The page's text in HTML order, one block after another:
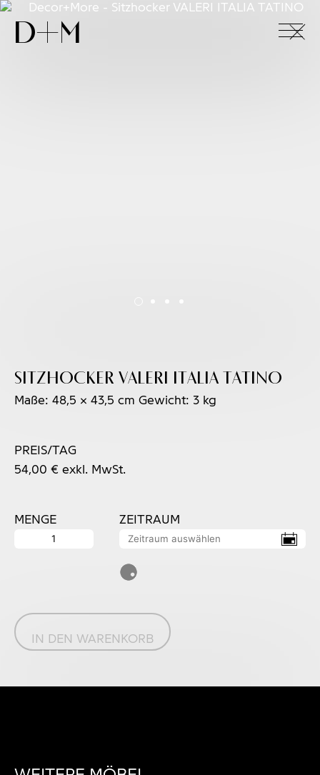
D+M +
Sitzhocker VALERI ITALIA TATINO
Maße: 48,5 × 43,5 cm Gewicht: 3 kg
PREIS/TAG
54,00 € exkl. MwSt.
MENGE
Sitzhocker
ZEITRAUM
IN DEN WARENKORB